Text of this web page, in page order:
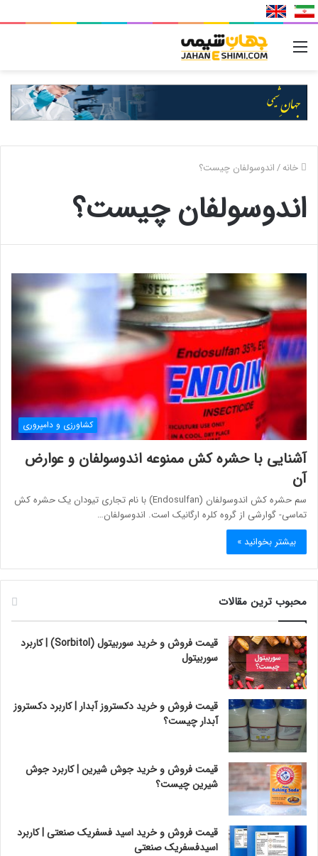
خانه/اندوسولفان چیست؟
اندوسولفان چیست؟
کشاورزی و دامپروری
آشنایی با حشره کش ممنوعه اندوسولفان و عوارض
آن
سم حشره کش اندوسولفان (Endosulfan) با نام تجاری تيودان یک حشره کش
تماسی- گوارشی از گروه کلره ارگانیک است. اندوسولفان…
بیشتر بخوانید »
محبوب ترین مقالات
قیمت فروش و خرید سوربیتول (Sorbitol) | کاربرد
سوربیتول
قیمت فروش و خرید دکستروز آبدار | کاربرد دکستروز
آبدار چیست؟
قیمت فروش و خرید جوش شیرین | کاربرد جوش
شیرین چیست؟
قیمت فروش و خرید اسید فسفریک صنعتی | کاربرد
اسیدفسفریک صنعتی